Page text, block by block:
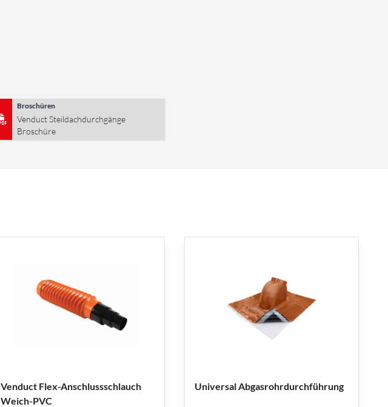
Broschüren
Venduct Steildachdurchgänge
Broschüre
Venduct Flex-Anschlussschlauch
Weich-PVC
Universal Abgasrohrdurchführung